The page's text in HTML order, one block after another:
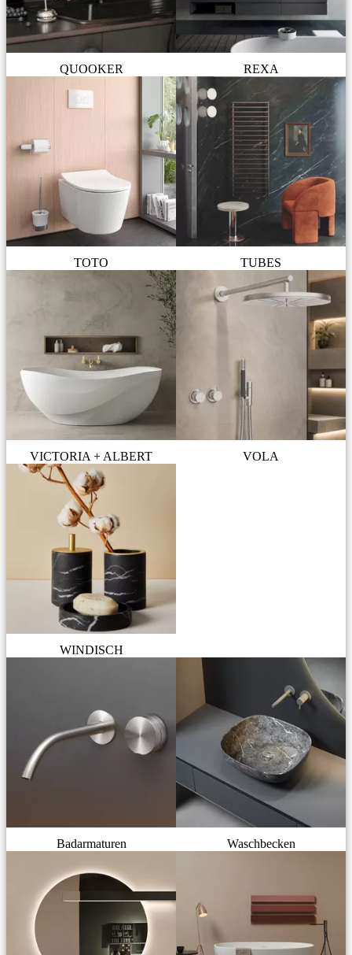
QUOOKER REXA
TOTO TUBES
VICTORIA + ALBERT VOLA
WINDISCH
Badarmaturen Waschbecken